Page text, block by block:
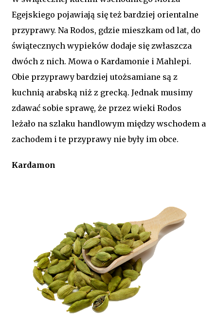
Egejskiego pojawiają się też bardziej orientalne
przyprawy. Na Rodos, gdzie mieszkam od lat, do
świątecznych wypieków dodaje się zwłaszcza
dwóch z nich. Mowa o Kardamonie i Mahlepi.
Obie przyprawy bardziej utożsamiane są z
kuchnią arabską niż z grecką. Jednak musimy
zdawać sobie sprawę, że przez wieki Rodos
leżało na szlaku handlowym między wschodem a
zachodem i te przyprawy nie były im obce.
Kardamon